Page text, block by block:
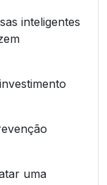
inteligentes
uma